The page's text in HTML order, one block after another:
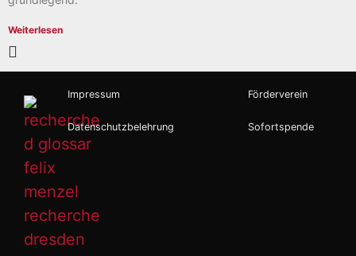
Weiterlesen
Impressum
Datenschutzbelehrung
Förderverein
Sofortspende